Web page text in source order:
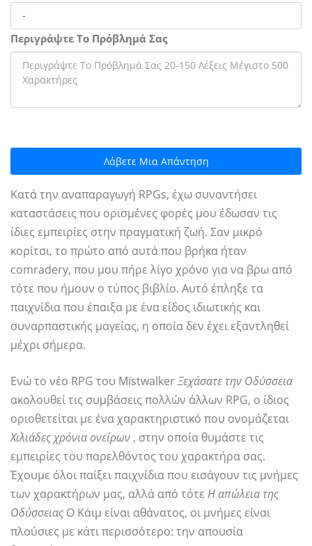
Περιγράψτε Το Πρόβλημά Σας
Λάβετε Μια Απάντηση
Κατά την αναπαραγωγή RPGs, έχω συναντήσει
καταστάσεις που ορισμένες φορές μου έδωσαν τις
ίδιες εμπειρίες στην πραγματική ζωή. Σαν μικρό
κορίτσι, το πρώτο από αυτά που βρήκα ήταν
comradery, που μου πήρε λίγο χρόνο για να βρω από
τότε που ήμουν ο τύπος βιβλίο. Αυτό έπληξε τα
παιχνίδια που έπαιξα με ένα είδος ιδιωτικής και
συναρπαστικής μαγείας, η οποία δεν έχει εξαντληθεί
μέχρι σήμερα.
Ενώ το νέο RPG του MistwalkerΞεχάσατε την Οδύσσεια
ακολουθεί τις συμβάσεις πολλών άλλων RPG, ο ίδιος
οριοθετείται με ένα χαρακτηριστικό που ονομάζεται
Χιλιάδες χρόνια ονείρων , στην οποία θυμάστε τις
εμπειρίες του παρελθόντος του χαρακτήρα σας.
Έχουμε όλοι παίξει παιχνίδια που εισάγουν τις μνήμες
των χαρακτήρων μας, αλλά από τότε Η απώλεια της
Οδύσσειας Ο Κάιμ είναι αθάνατος, οι μνήμες είναι
πλούσιες με κάτι περισσότερο: την απουσία